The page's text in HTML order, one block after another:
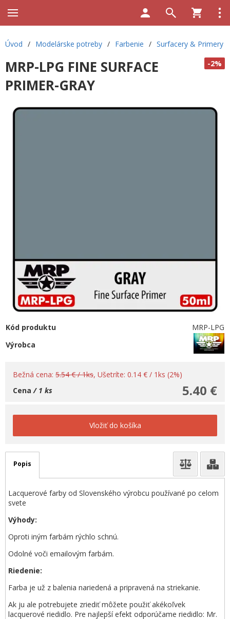
Úvod / Modelárske potreby / Farbenie / Surfacery & Primery
-2%
MRP-LPG FINE SURFACE
PRIMER-GRAY
Kód produktu
MRP-LPG
Výrobca
Bežná cena: 5.54 € / 1ks, Ušetríte: 0.14 € / 1ks (2%)
5.40 €
Cena / 1 ks
Vložiť do košíka
Popis
Lacquerové farby od Slovenského výrobcu používané po celom
svete
Výhody:
Oproti iným farbám rýchlo schnú.
Odolné voči emailovým farbám.
Riedenie:
Farba je už z balenia nariedená a pripravená na striekanie.
Ak ju ale potrebujete zriediť môžete použiť akékoľvek
lacquerové riedidlo. Pre najlepší efekt odporúčame riedidlo: Mr.